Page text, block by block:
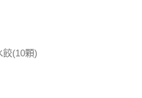
餃(10顆)